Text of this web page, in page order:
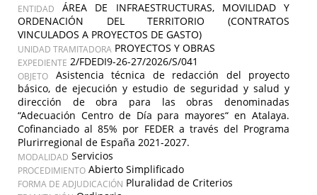
ENTIDAD
ÁREA DE INFRAESTRUCTURAS, MOVILIDAD Y
ORDENACIÓN DEL TERRITORIO (CONTRATOS
VINCULADOS A PROYECTOS DE GASTO)
UNIDAD TRAMITADORA PROYECTOS Y OBRAS
EXPEDIENTE 2/FDEDI9-26-27/2026/S/041
OBJETO
Asistencia técnica de redacción del proyecto
básico, de ejecución y estudio de seguridad y salud y
dirección de obra para las obras denominadas
“Adecuación Centro de Día para mayores“ en Atalaya.
Cofinanciado al 85% por FEDER a través del Programa
Plurirregional de España 2021-2027.
MODALIDAD Servicios
PROCEDIMIENTO Abierto Simplificado
FORMA DE ADJUDICACIÓN Pluralidad de Criterios